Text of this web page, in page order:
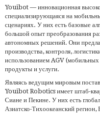
Youibot — инновационная
специализирующаяся на
сценариях. У них есть базовые
большой опыт преобразования
автономных решений. Они
производства, контроля,
использованием AGV
продукты и услуги.
Являясь ведущим мировым
Youibot Robotics имеет штаб-
Сиане и Пекине. У них есть
Азиатско-Тихоокеанский